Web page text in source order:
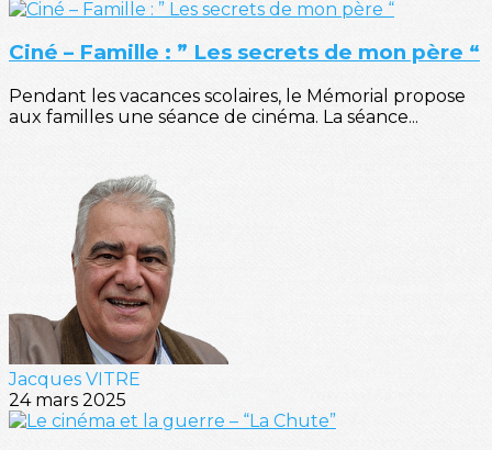
Ciné – Famille : ” Les secrets de mon père “
Pendant les vacances scolaires, le Mémorial propose
aux familles une séance de cinéma. La séance...
Jacques VITRE
24 mars 2025